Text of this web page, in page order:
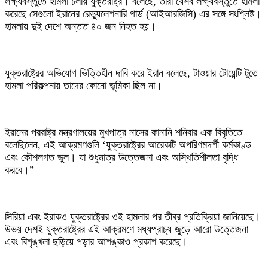
করেছে সেগুলো ইরানের রেভ্যুলেশনারি গার্ড (আইআরজিসি) এর সঙ্গে সংশ্লিষ্ট।
হামলায় দুই দেশে অন্তত ৪০ জন নিহত হয়।
যুক্তরাষ্ট্রের অভিযোগ ভিত্তিহীন দাবি করে ইরান বলেছে, টাওয়ার টোয়েন্টি টুতে
হামলা পরিকল্পনায় তাদের কোনো ভূমিকা ছিল না।
ইরানের পররাষ্ট্র মন্ত্রণালয়ের মুখপাত্র নাসের কানানি শনিবার এক বিবৃতিতে
বলেছিলেন, এই আক্রমণগুলি ‘যুক্তরাষ্ট্রের আরেকটি অপরিণমদর্শী কর্মকাণ্ড
এবং কৌশলগত ভুল। যা শুধুমাত্র উত্তেজনা এবং অস্থিতিশীলতা বৃদ্ধি
করবে।”
সিরিয়া এবং ইরাকও যুক্তরাষ্ট্রের ওই হামলার পর তীব্র প্রতিক্রিয়া জানিয়েছে।
উভয় দেশই যুক্তরাষ্ট্রের এই আক্রমণে মধ্যপ্রাচ্য জুড়ে আরো উত্তেজনা
এবং বিশৃঙ্খলা ছড়িয়ে পড়ার আশঙ্কাও প্রকাশ করেছে।